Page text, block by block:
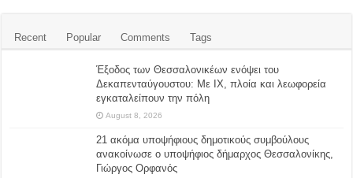
Recent Popular Comments Tags
Έξοδος των Θεσσαλονικέων ενόψει του
Δεκαπενταύγουστου: Με ΙΧ, πλοία και λεωφορεία
εγκαταλείπουν την πόλη
August 8, 2026
21 ακόμα υποψήφιους δημοτικούς συμβούλους
ανακοίνωσε ο υποψήφιος δήμαρχος Θεσσαλονίκης,
Γιώργος Ορφανός